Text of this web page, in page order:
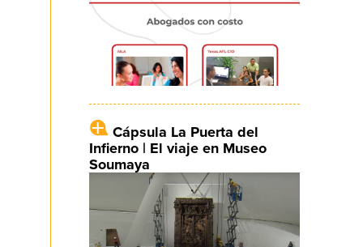
Cápsula La Puerta del
Infierno | El viaje en Museo
Soumaya